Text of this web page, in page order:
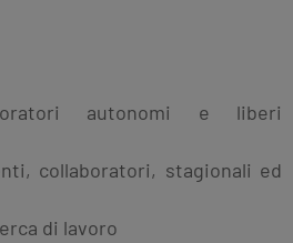
autonomi e liberi
collaboratori, stagionali ed
di lavoro